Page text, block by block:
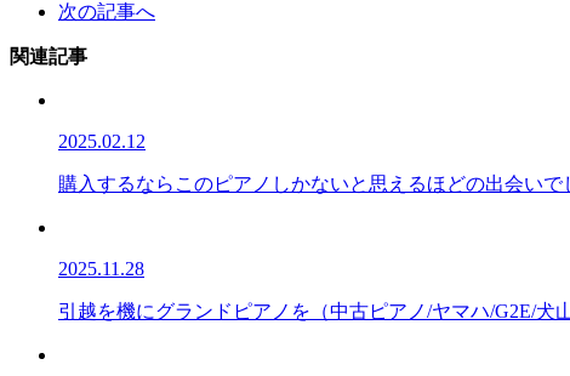
次の記事へ
関連記事
2025.02.12
購入するならこのピアノしかないと思えるほどの出会いで
2025.11.28
引越を機にグランドピアノを（中古ピアノ/ヤマハ/G2E/犬山